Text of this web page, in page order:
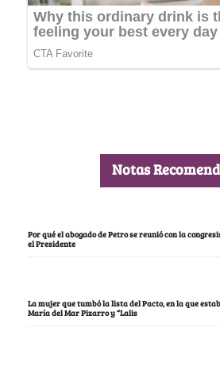
Notas
Por qué el abogado de Petro se reunió con la
el Presidente
La mujer que tumbó la lista del Pacto, en la que
María del Mar Pizarro y “Lalis